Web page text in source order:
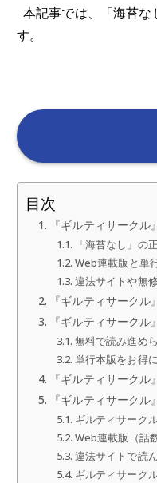
本記事では、「海苔
す。
目次
『ギルティサーク
「海苔なし」の
Web連載版と単
違法サイトや無
『ギルティサーク
『ギルティサーク
無料で読み進め
単行本版をお得
『ギルティサーク
『ギルティサーク
ギルティサーク
Web連載版（話
違法サイトで読
ギルティサーク